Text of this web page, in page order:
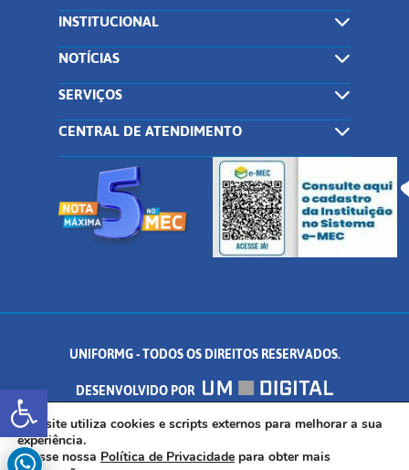
Abrir a barra de ferramentas
INSTITUCIONAL
NOTÍCIAS
SERVIÇOS
CENTRAL DE ATENDIMENTO
UNIFORMG - TODOS OS DIREITOS RESERVADOS.
DESENVOLVIDO POR
AV. DR. ARNALDO DE SENNA, 328 - PALMEIRAS, FORMIGA/MG - CEP:
35.574.530
Este site utiliza cookies e scripts externos para melhorar a sua
experiência.
Acesse nossa Política de Privacidade para obter mais